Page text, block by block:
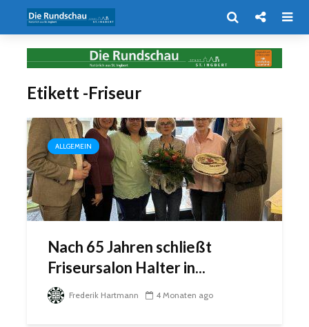
Etikett -Friseur
ALLGEMEIN
Nach 65 Jahren schließt
Friseursalon Halter in...
Frederik Hartmann 4 Monaten ago